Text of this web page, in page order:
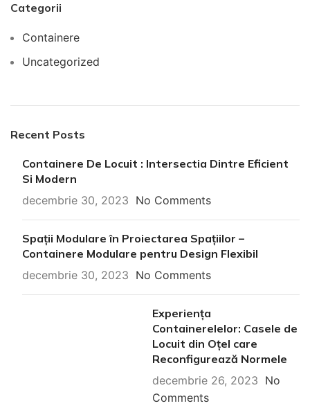
Categorii
Containere
Uncategorized
Recent Posts
Containere De Locuit : Intersectia Dintre Eficient
Si Modern
decembrie 30, 2023 No Comments
Spații Modulare în Proiectarea Spațiilor –
Containere Modulare pentru Design Flexibil
decembrie 30, 2023 No Comments
Experiența
Containerelelor: Casele de
Locuit din Oțel care
Reconfigurează Normele
decembrie 26, 2023 No
Comments